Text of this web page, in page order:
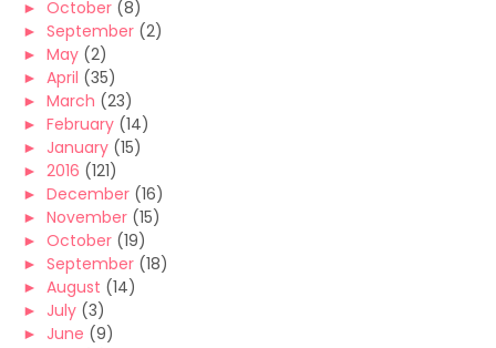
► October (8)
► September (2)
► May (2)
► April (35)
► March (23)
► February (14)
► January (15)
► 2016 (121)
► December (16)
► November (15)
► October (19)
► September (18)
► August (14)
► July (3)
► June (9)